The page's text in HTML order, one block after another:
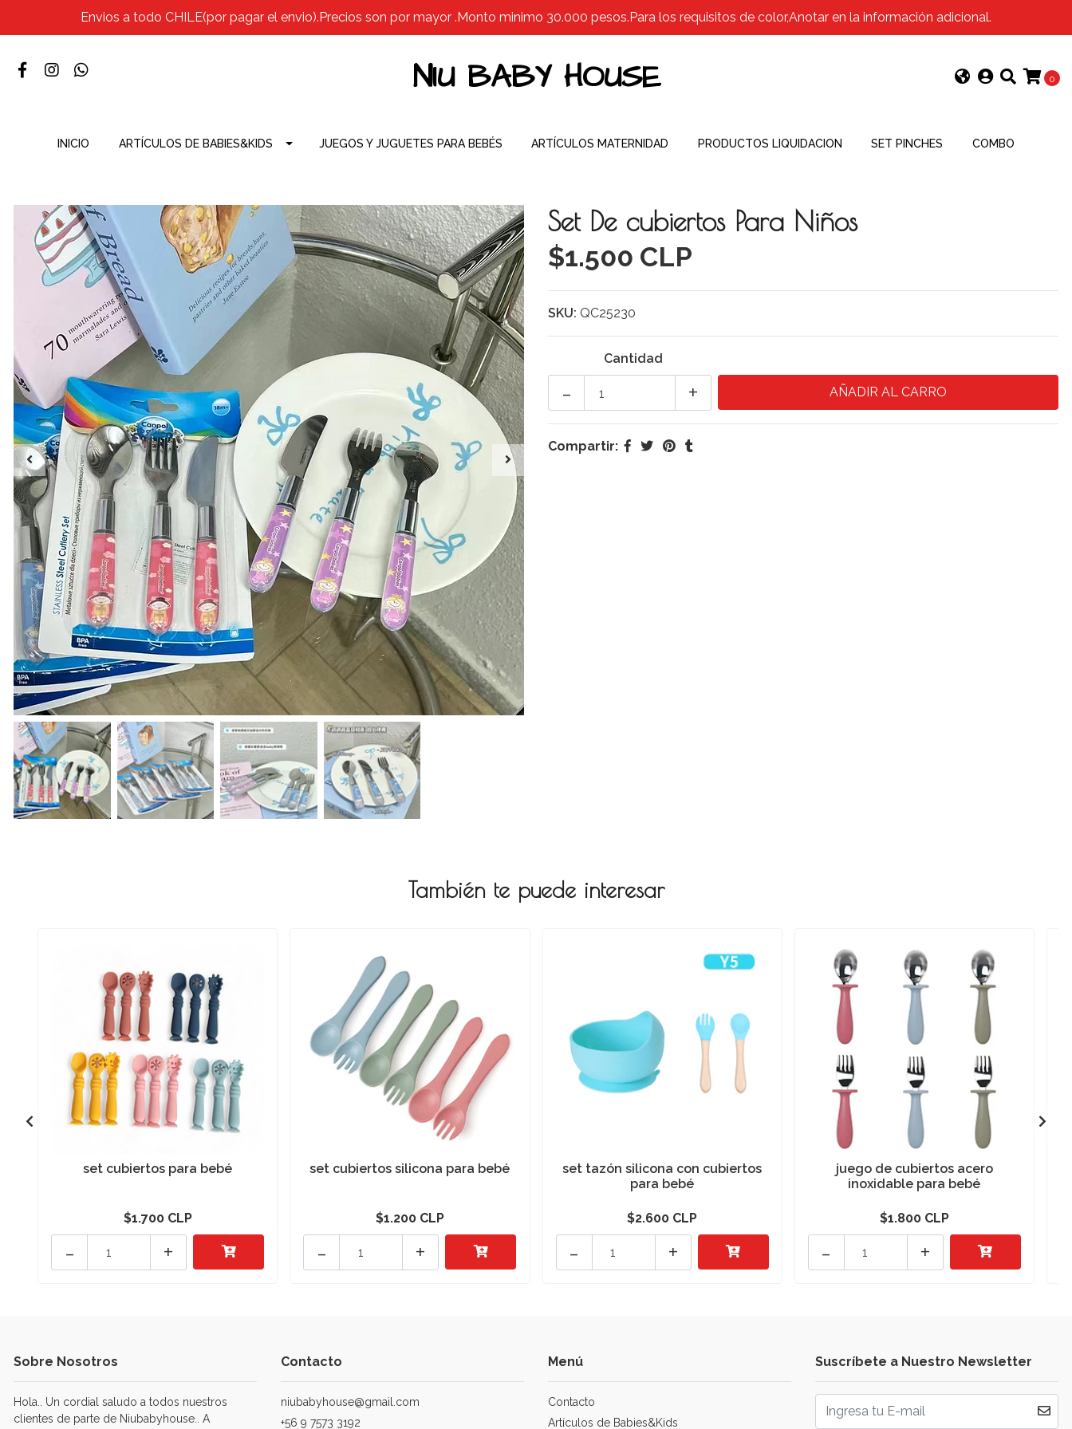
Envios a todo CHILE(por pagar el envio).Precios son por mayor .Monto minimo 30.000 pesos.Para los requisitos de color,Anotar en la información adicional.
NIU BABY HOUSE 0
INICIO ARTÍCULOS DE BABIES&KIDS JUEGOS Y JUGUETES PARA BEBÉS ARTÍCULOS MATERNIDAD PRODUCTOS LIQUIDACION SET PINCHES COMBO
Set De cubiertos Para Niños
$1.500 CLP
SKU: QC25230
Cantidad
+
-
Compartir:
También te puede interesar
set cubiertos para bebé
$1.700 CLP
+
-
set cubiertos silicona para bebé
$1.200 CLP
+
-
set tazón silicona con cubiertos
para bebé
$2.600 CLP
+
-
juego de cubiertos acero
inoxidable para bebé
$1.800 CLP
+
-
Sobre Nosotros
Hola.. Un cordial saludo a todos nuestros
clientes de parte de Niubabyhouse.. A
Contacto
niubabyhouse@gmail.com
+56 9 7573 3192
Menú
Contacto
Artículos de Babies&Kids
Suscríbete a Nuestro Newsletter